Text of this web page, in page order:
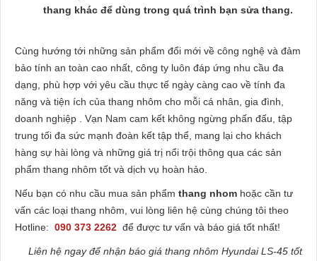
thang khác để dùng trong quá trình bạn sửa thang.
Cùng hướng tới những sản phẩm đổi mới về công nghệ và đảm
bảo tính an toàn cao nhất, công ty luôn đáp ứng nhu cầu đa
dạng, phù hợp với yêu cầu thực tế ngày càng cao về tính đa
năng và tiện ích của thang nhôm cho mỗi cá nhân, gia đình,
doanh nghiệp . Vạn Nam cam kết không ngừng phấn đấu, tập
trung tối đa sức mạnh đoàn kết tập thể, mang lại cho khách
hàng sự hài lòng và những giá trị nổi trội thông qua các sản
phẩm thang nhôm tốt và dịch vụ hoàn hảo.
Nếu bạn có nhu cầu mua sản phẩm thang nhom hoặc cần tư
vấn các loại thang nhôm, vui lòng liên hệ cùng chúng tôi theo
Hotline: 090 373 2262 để được tư vấn và báo giá tốt nhất!
Liên hệ ngay để nhận báo giá thang nhôm Hyundai LS-45 tốt